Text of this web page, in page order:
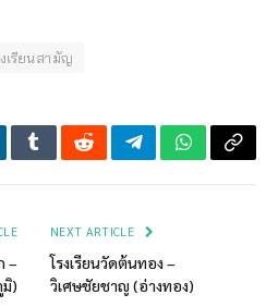
เรียนสามัญ
TumblrRedditTelegramWhatsApp
Copy
–
)
NEXT ARTICLE
โรงเรียนวัดต้นทอง –
วิเศษชัยชาญ (อ่างทอง)